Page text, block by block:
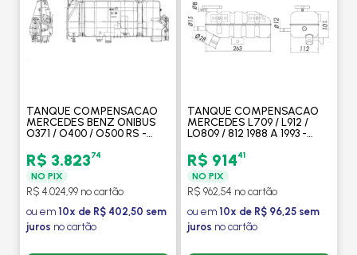
TANQUE COMPENSACAO
MERCEDES BENZ ONIBUS
O371 / O400 / O500 RS -
R$ 3.82374
NO PIX
R$ 4.024,99 no cartão
ou em 10x de R$ 402,50 sem
juros no cartão
TANQUE COMPENSACAO
MERCEDES L709 / L912 /
LO809 / 812 1988 A 1993 -
R$ 91441
NO PIX
R$ 962,54 no cartão
ou em 10x de R$ 96,25 sem
juros no cartão